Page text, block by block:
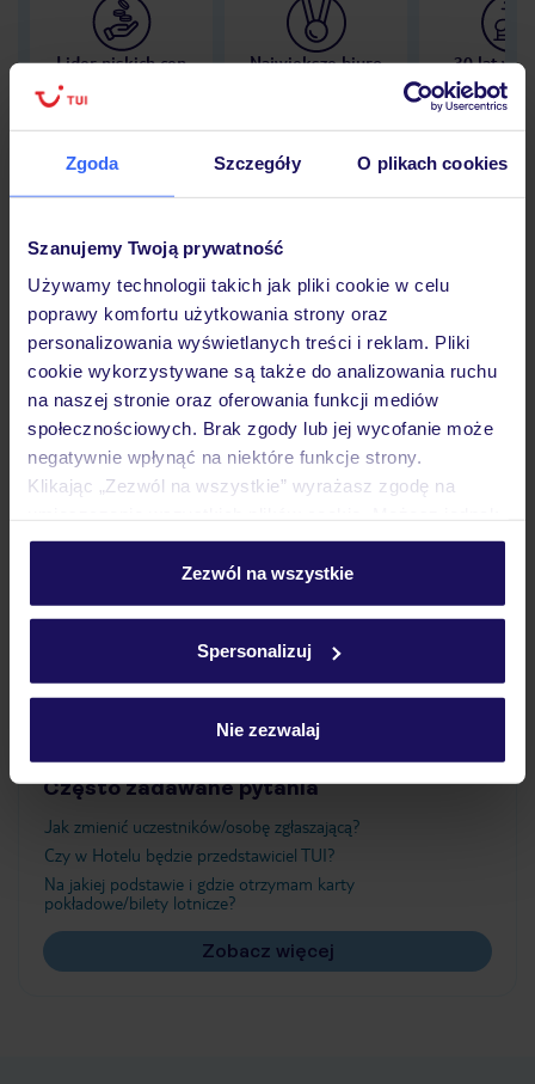
Zgoda Szczegóły O plikach cookies
Szanujemy Twoją prywatność
Używamy technologii takich jak pliki cookie w celu
poprawy komfortu użytkowania strony oraz
personalizowania wyświetlanych treści i reklam. Pliki
cookie wykorzystywane są także do analizowania ruchu
na naszej stronie oraz oferowania funkcji mediów
społecznościowych. Brak zgody lub jej wycofanie może
negatywnie wpłynąć na niektóre funkcje strony.
Klikając „Zezwól na wszystkie” wyrażasz zgodę na
personalizować swój wybór wchodząc w zakładkę
Szczegółowe informacje o plikach cookie znajdziesz
Zezwól na wszystkie
Spersonalizuj
Nie zezwalaj
Lider niskich cen
Największe biuro
30 lat w
Hotel
Opinie
Pokoje
Wyżywienie
Ważne informacje
Często zadawane pytania
Jak zmienić uczestników/osobę zgłaszającą?
Czy w Hotelu będzie przedstawiciel TUI?
Na jakiej podstawie i gdzie otrzymam karty
pokładowe/bilety lotnicze?
Zobacz więcej